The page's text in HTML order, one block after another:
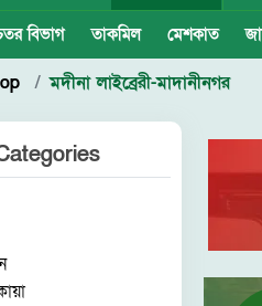
বিভাগ তাকমিল মেশকাত
মদীনা লাইব্রেরী-মাদানীনগর